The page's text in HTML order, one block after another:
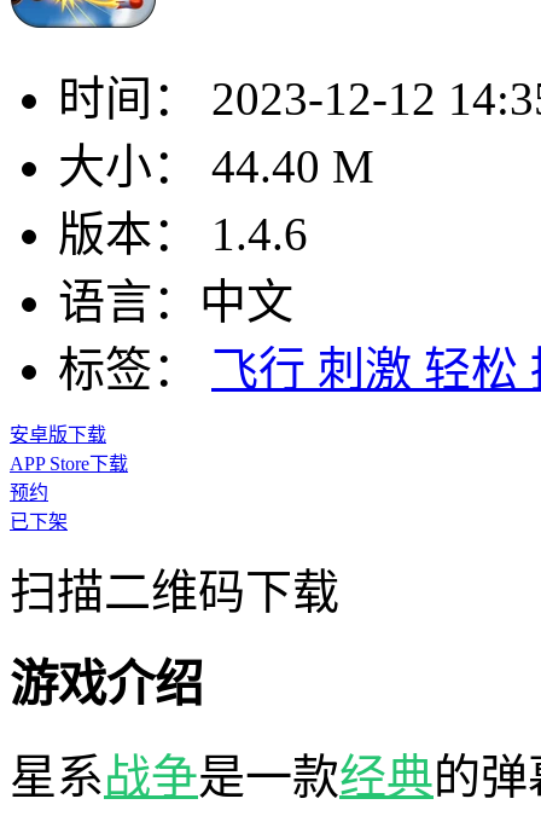
时间：
2023-12-12
大小：
44.40 M
版本：
1.4.6
语言： 中文
标签：
飞行 刺激 轻松
安卓版下载
APP Store下载
预约
已下架
扫描二维码下载
游戏介绍
星系战争是一款经典的弹